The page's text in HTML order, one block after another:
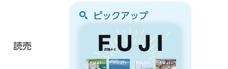
読売
ピックアップ